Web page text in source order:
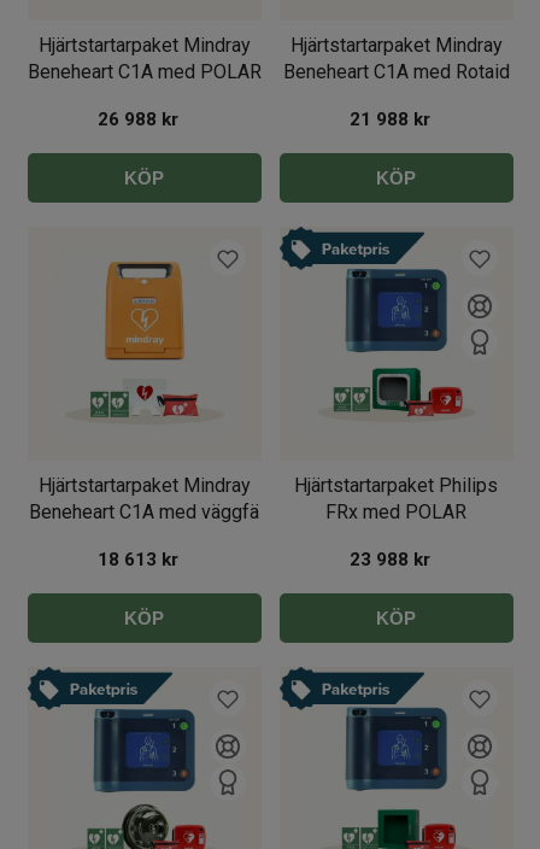
Hjärtstartarpaket Mindray
Beneheart C1A med POLAR
26 988 kr
KÖP
Hjärtstartarpaket Mindray
Beneheart C1A med Rotaid
21 988 kr
KÖP
Hjärtstartarpaket Mindray
Beneheart C1A med väggfä
18 613 kr
KÖP
Hjärtstartarpaket Philips
FRx med POLAR
23 988 kr
KÖP